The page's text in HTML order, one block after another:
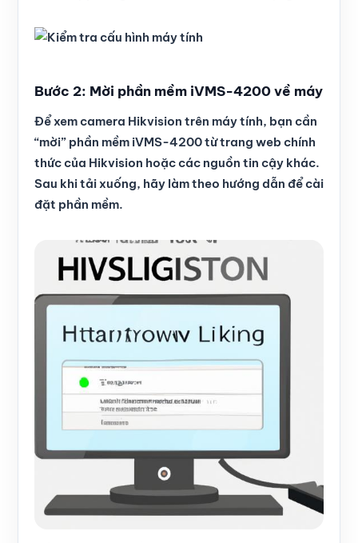
Bước 2: Mời phần mềm iVMS-4200 về máy
Để xem camera Hikvision trên máy tính, bạn cần
“mời” phần mềm iVMS-4200 từ trang web chính
thức của Hikvision hoặc các nguồn tin cậy khác.
Sau khi tải xuống, hãy làm theo hướng dẫn để cài
đặt phần mềm.